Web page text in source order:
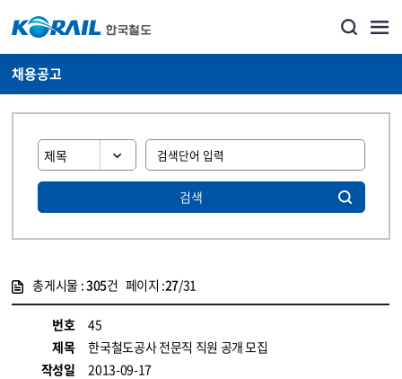
채용공고
검색
총게시물 :305건 페이지 :27/31
번호
45
제목
한국철도공사 전문직 직원 공개 모집
작성일
2013-09-17